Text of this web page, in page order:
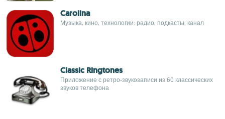
Carolina
Музыка, кино, технологии: радио, подкасты, канал
Classic Ringtones
Приложение с ретро-звукозаписи из 60 классических
звуков телефона